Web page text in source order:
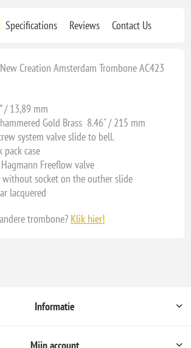
Specifications Reviews Contact Us
Creation Amsterdam Trombone AC423
/ 13,89 mm
Gold Brass 8.46" / 215 mm
system valve slide to bell.
case
Freeflow valve
without socket on the outher slide
lacquered
trombone? Klik hier!
Informatie
Mijn account